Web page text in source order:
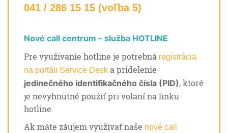
041 / 286 15 15 (voľba 5)
Nové call centrum – služba HOTLINE
Pre využívanie hotline je potrebná registrácia
na portáli Service Desk a pridelenie
jedinečného identifikačného čísla (PID), ktoré
je nevyhnutné použiť pri volaní na linku
hotline.
Ak máte záujem využívať naše nové call